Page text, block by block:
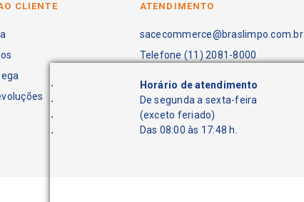
.
.
.
.
CLIENTE ATENDIMENTO
sacecommerce@braslimpo.com.br
Telefone (11) 2081-8000
Horário de atendimento
De segunda a sexta-feira
(exceto feriado)
Das 08:00 às 17:48 h.